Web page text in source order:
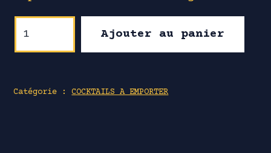
Collection"
Ajouter au panier
Catégorie :COCKTAILS A EMPORTER